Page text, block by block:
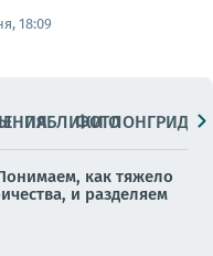
18:09
ПАБЛИКИ
ФОТОЛОНГРИДЫ
как тяжело
и разделяем